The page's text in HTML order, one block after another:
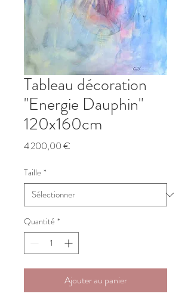
Tableau décoration
"Energie Dauphin"
120x160cm
4 200,00 €
Taille *
Quantité *
Ajouter au panier